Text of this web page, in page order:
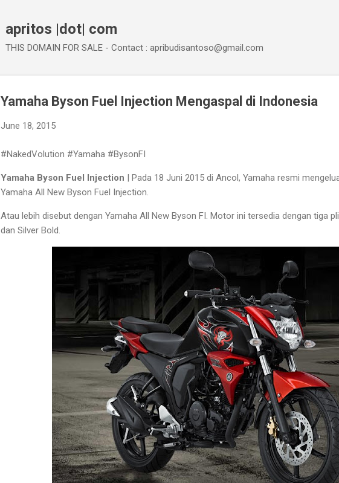
apritos |dot| com
THIS DOMAIN FOR SALE - Contact : apribudisantoso@gmail.com
Yamaha Byson Fuel Injection Mengaspal di Indonesia
June 18, 2015
#NakedVolution #Yamaha #BysonFI
Yamaha Byson Fuel Injection | Pada 18 Juni 2015 di Ancol, Yamaha resmi
Yamaha All New Byson Fuel Injection.
Atau lebih disebut dengan Yamaha All New Byson FI. Motor ini tersedia dengan tiga
dan Silver Bold.